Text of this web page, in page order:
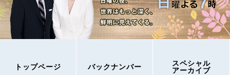
トップページ バックナンバー
スペシャル
アーカイブ